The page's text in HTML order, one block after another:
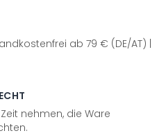
ab 79 € (DE/AT) |
nehmen, die Ware